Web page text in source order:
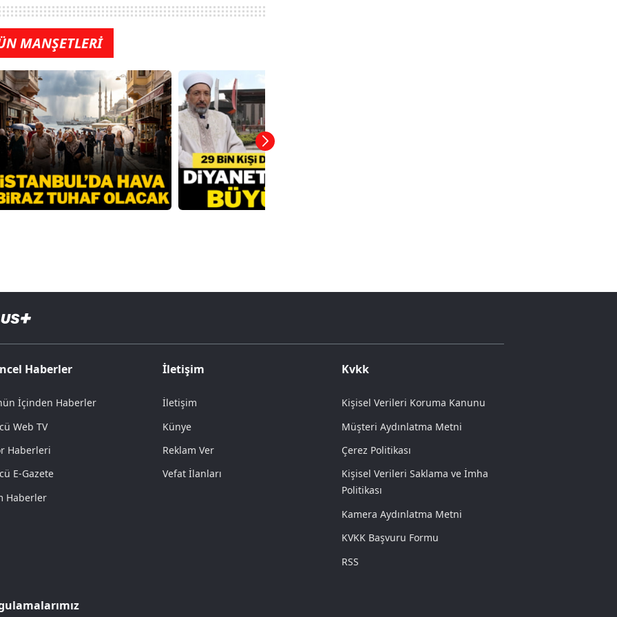
MANŞETLERİ
Haberler
İçinden Haberler
Web TV
Haberleri
E-Gazete
Haberler
İletişim
İletişim
Künye
Reklam Ver
Vefat İlanları
Kvkk
Kişisel Verileri Koruma Kanunu
Müşteri Aydınlatma Metni
Çerez Politikası
Kişisel Verileri Saklama ve İmha
Politikası
Kamera Aydınlatma Metni
KVKK Başvuru Formu
RSS